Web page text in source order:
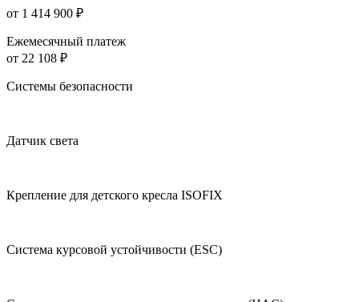
от 1 414 900 ₽
Ежемесячный платеж
от 22 108 ₽
Системы безопасности
Датчик света
Крепление для детского кресла ISOFIX
Система курсовой устойчивости (ESC)